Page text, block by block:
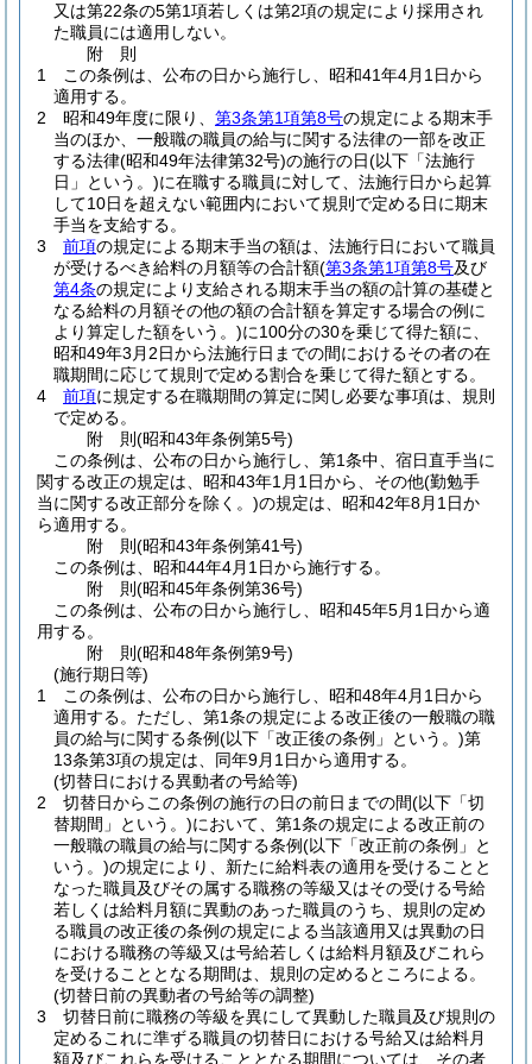
又は第22条の5第1項若しくは第2項の規定により採用され
た職員には適用しない。
附 則
1
この条例は、公布の日から施行し、昭和41年4月1日から
適用する。
2
昭和49年度に限り、 第3条第1項第8号の規定による期末手
当のほか、一般職の職員の給与に関する法律の一部を改正
する法律(昭和49年法律第32号)の施行の日(以下「法施行
日」という。)に在職する職員に対して、法施行日から起算
して10日を超えない範囲内において規則で定める日に期末
手当を支給する。
3
前項の規定による期末手当の額は、法施行日において職員
が受けるべき給料の月額等の合計額(第3条第1項第8号及び
第4条の規定により支給される期末手当の額の計算の基礎と
なる給料の月額その他の額の合計額を算定する場合の例に
より算定した額をいう。)に100分の30を乗じて得た額に、
昭和49年3月2日から法施行日までの間におけるその者の在
職期間に応じて規則で定める割合を乗じて得た額とする。
4
前項に規定する在職期間の算定に関し必要な事項は、規則
で定める。
附 則(昭和43年条例第5号)
この条例は、公布の日から施行し、第1条中、宿日直手当に
関する改正の規定は、昭和43年1月1日から、その他(勤勉手
当に関する改正部分を除く。)の規定は、昭和42年8月1日か
ら適用する。
附 則(昭和43年条例第41号)
この条例は、昭和44年4月1日から施行する。
附 則(昭和45年条例第36号)
この条例は、公布の日から施行し、昭和45年5月1日から適
用する。
附 則(昭和48年条例第9号)
(施行期日等)
1
この条例は、公布の日から施行し、昭和48年4月1日から
適用する。 ただし、第1条の規定による改正後の一般職の職
員の給与に関する条例(以下「改正後の条例」という。)第
13条第3項の規定は、同年9月1日から適用する。
(切替日における異動者の号給等)
2
切替日からこの条例の施行の日の前日までの間(以下「切
替期間」という。)において、第1条の規定による改正前の
一般職の職員の給与に関する条例(以下「改正前の条例」と
いう。)の規定により、新たに給料表の適用を受けることと
なった職員及びその属する職務の等級又はその受ける号給
若しくは給料月額に異動のあった職員のうち、規則の定め
る職員の改正後の条例の規定による当該適用又は異動の日
における職務の等級又は号給若しくは給料月額及びこれら
を受けることとなる期間は、規則の定めるところによる。
(切替日前の異動者の号給等の調整)
3
切替日前に職務の等級を異にして異動した職員及び規則の
定めるこれに準ずる職員の切替日における号給又は給料月
額及びこれらを受けることとなる期間については、その者